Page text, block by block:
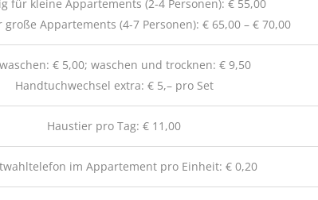
für kleine Appartements (2-4 Personen): € 55,00
Appartements (4-7 Personen): € 65,00 – € 70,00
€ 5,00; waschen und trocknen: € 9,50
Handtuchwechsel extra: € 5,– pro Set
Haustier pro Tag: € 11,00
im Appartement pro Einheit: € 0,20